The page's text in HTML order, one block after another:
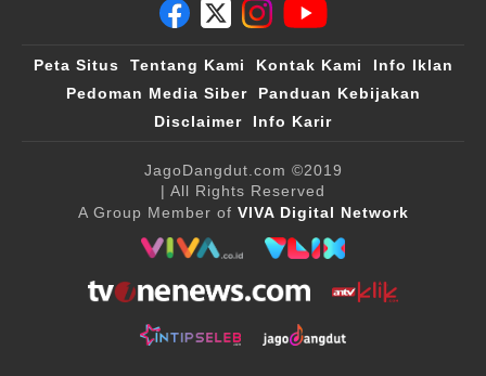
Peta Situs Tentang Kami Kontak Kami
Info Iklan
Pedoman Media Siber
Panduan Kebijakan
Disclaimer
Info Karir
JagoDangdut.com ©2019
| All Rights Reserved
A Group Member of VIVA Digital Network